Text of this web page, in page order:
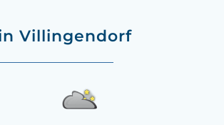
Villingendorf